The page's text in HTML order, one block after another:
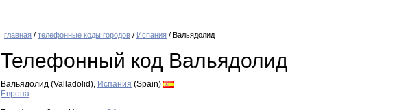
главная / телефонные коды городов / Испания / Вальядолид
Телефонный код Вальядолид
Вальядолид (Valladolid), Испания (Spain)
Европа